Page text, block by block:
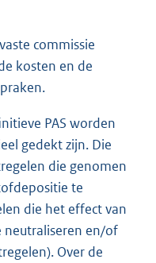
commissie
kosten en de
PAS worden
gedekt zijn. Die
die genomen
te
die het effect van
neutraliseren en/of
Over de